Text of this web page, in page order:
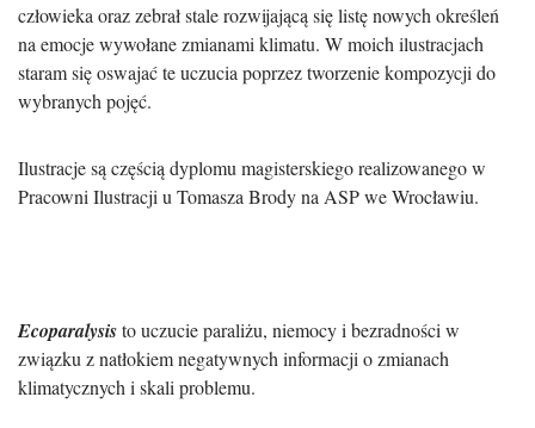
człowieka oraz zebrał stale rozwijającą się listę nowych określeń
na emocje wywołane zmianami klimatu. W moich ilustracjach
staram się oswajać te uczucia poprzez tworzenie kompozycji do
wybranych pojęć.
Ilustracje są częścią dyplomu magisterskiego realizowanego w
Pracowni Ilustracji u Tomasza Brody na ASP we Wrocławiu.
Ecoparalysisto uczucie paraliżu, niemocy i bezradności w
związku z natłokiem negatywnych informacji o zmianach
klimatycznych i skali problemu.